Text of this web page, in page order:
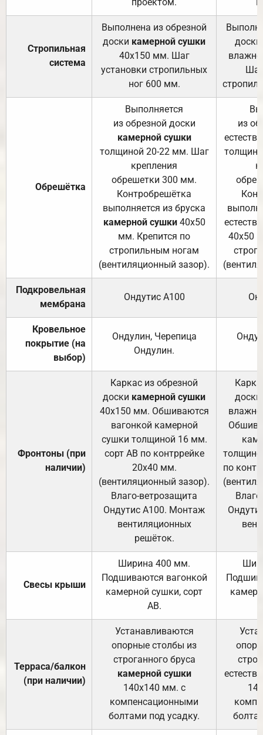
Стропильная
система
Выполнена из обрезной
доски камерной сушки
40х150 мм. Шаг
установки стропильных
ног 600 мм.
доски
Обрешётка
Выполняется
из обрезной доски
камерной сушки
толщиной 20-22 мм. Шаг
крепления
обрешетки 300 мм.
Контробрешётка
выполняется из бруска
камерной сушки40х50
мм. Крепится по
стропильным ногам
(вентиляционный зазор).
из
40х50
Подкровельная
мембрана
Ондутис А100
Кровельное
покрытие (на
выбор)
Ондулин, Черепица
Ондулин.
Фронтоны (при
наличии)
Каркас из обрезной
доски камерной сушки
40х150 мм. Обшиваются
вагонкой камерной
сушки толщиной 16 мм.
сорт АВ по контррейке
20х40 мм.
(вентиляционный зазор).
Влаго-ветрозащита
Ондутис А100. Монтаж
вентиляционных
решёток.
доски
по
Свесы крыши
Ширина 400 мм.
Подшиваются вагонкой
камерной сушки, сорт
АВ.
Терраса/балкон
(при наличии)
Устанавливаются
опорные столбы из
строганного бруса
камерной сушки
140х140 мм. с
компенсационными
болтами под усадку.